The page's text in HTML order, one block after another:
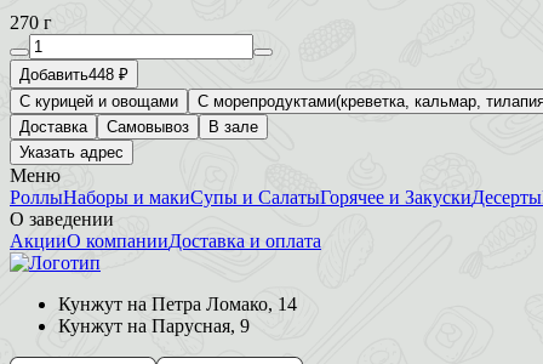
270 г
Добавить448 ₽
С курицей и овощами
С морепродуктами(креветка, кальмар,
Доставка
Самовывоз
В зале
Указать адрес
Меню
РоллыНаборы и макиСупы и СалатыГорячее и ЗакускиДесерты
О заведении
АкцииО компанииДоставка и оплата
Кунжут на Петра Ломако, 14
Кунжут на Парусная, 9